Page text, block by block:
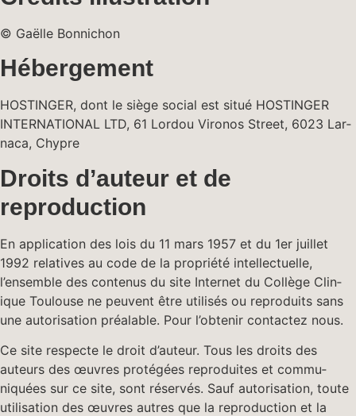
© Gaëlle Bonnichon
Hébergement
HOSTINGER, dont le siège social est situé HOSTINGER
INTERNATIONAL LTD, 61 Lor­dou Vironos Street, 6023 Lar­
naca, Chypre
Droits d’auteur et de
reproduction
En appli­ca­tion des lois du 11 mars 1957 et du 1er juil­let
1992 rel­a­tives au code de la pro­priété intel­lectuelle,
l’ensem­ble des con­tenus du site Inter­net du Col­lège Clin­
ique Toulouse ne peu­vent être util­isés ou repro­duits sans
une autori­sa­tion préal­able. Pour l’obtenir con­tactez nous.
Ce site respecte le droit d’au­teur. Tous les droits des
auteurs des œuvres pro­tégées repro­duites et com­mu­
niquées sur ce site, sont réservés. Sauf autori­sa­tion, toute
util­i­sa­tion des œuvres autres que la repro­duc­tion et la